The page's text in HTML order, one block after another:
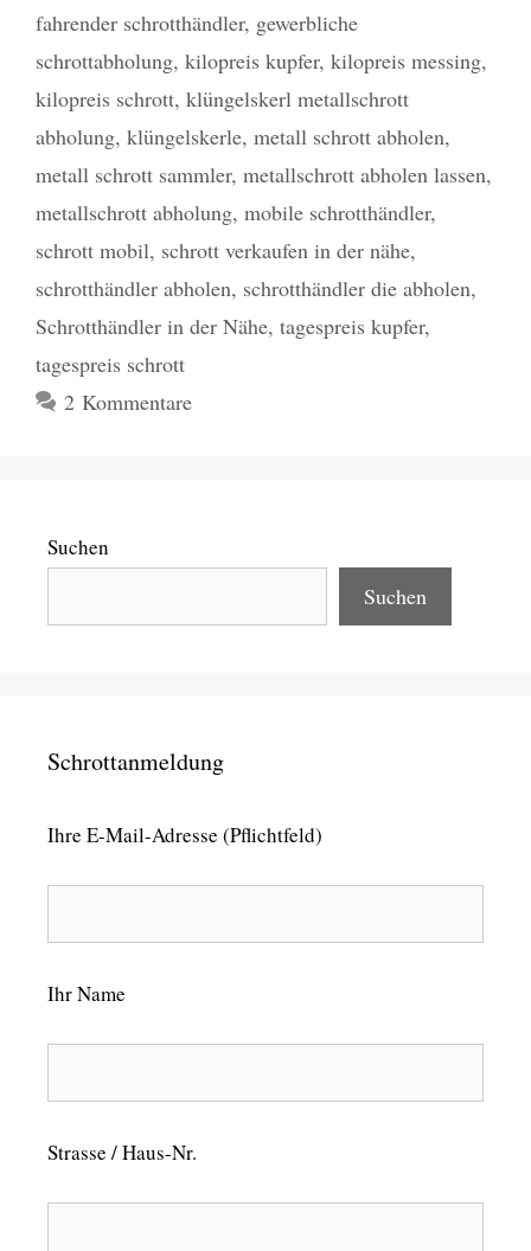
fahrender schrotthändler, gewerbliche
schrottabholung, kilopreis kupfer, kilopreis messing,
kilopreis schrott, klüngelskerl metallschrott
abholung, klüngelskerle, metall schrott abholen,
metall schrott sammler, metallschrott abholen lassen,
metallschrott abholung, mobile schrotthändler,
schrott mobil, schrott verkaufen in der nähe,
schrotthändler abholen, schrotthändler die abholen,
Schrotthändler in der Nähe, tagespreis kupfer,
tagespreis schrott
2 Kommentare
Suchen
Suchen
Schrottanmeldung
Ihre E-Mail-Adresse (Pflichtfeld)
Ihr Name
Strasse / Haus-Nr.